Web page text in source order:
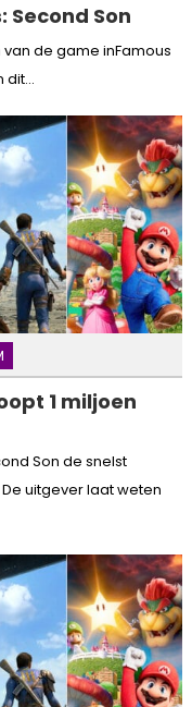
Second Son
de game inFamous
dit...
1 miljoen
Son de snelst
uitgever laat weten